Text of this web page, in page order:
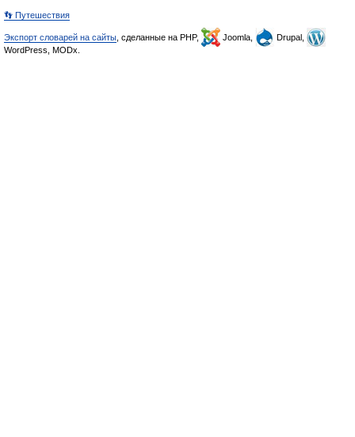
👣 Путешествия
Экспорт словарей на сайты , сделанные на PHP, Joomla,
Drupal,
WordPress, MODx.